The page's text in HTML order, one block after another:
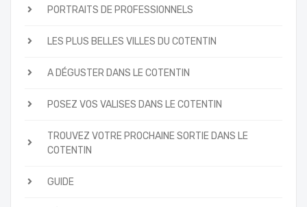
PORTRAITS DE PROFESSIONNELS
LES PLUS BELLES VILLES DU COTENTIN
A DÉGUSTER DANS LE COTENTIN
POSEZ VOS VALISES DANS LE COTENTIN
TROUVEZ VOTRE PROCHAINE SORTIE DANS LE
COTENTIN
GUIDE